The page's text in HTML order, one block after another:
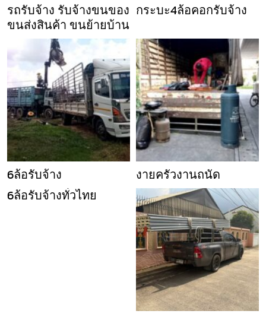
รถรับจ้าง รับจ้างขนของ
ขนส่งสินค้า ขนย้ายบ้าน
กระบะ4ล้อคอกรับจ้าง
6ล้อรับจ้าง
งายครัวงานถนัด
6ล้อรับจ้างทั่วไทย